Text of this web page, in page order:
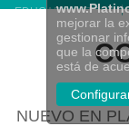
mejorar la
gestionar
que la
está de
EDUCAFILMOTECA
NUEVO EN